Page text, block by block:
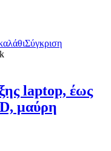
Σύγκριση
laptop, έως
μαύρη